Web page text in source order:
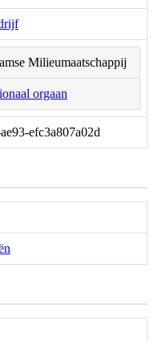
Milieumaatschappij
orgaan
efc3a807a02d